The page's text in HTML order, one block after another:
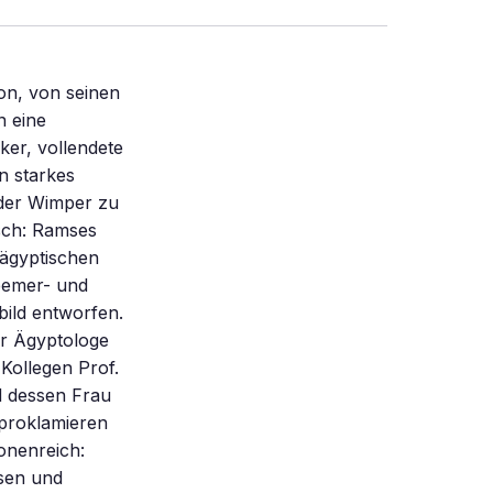
„Wenn man genauer hinschaut”, sagt Edgar Pusch, „ kann die zweite Hälfte der Ramses-Regierungszeit als eine der friedlichsten Epochen in Ägypten überhaupt aufgefaßt werden.” Der Ausgräber hat keine Scheu davor, Ramses II. in dieser Zeit „als eine Art Friedensfürst zu betrachten”. Im Inneren vollendete Ramses die Restauration, die unter Echnatons Nachfolgern langsam eingesetzt hatte, und drehte in Kunst, Innenpolitik und Religion das Rad sogar noch in die Zeit vor dem Ketzer-König zurück: Er zollte dem Reichsgott Amun wieder Respekt und gönnte auch jedem anderen Gott seinen Altar. Indes: Etliches in den 67 Jahren seiner Regierungszeit ist unverkennbar auf Echnatons Kulturrevolution zurückzuführen. Ramses führte Ideen des Verfemten fort oder entwikkelte sie weiter: Er behielt die neu eingeführte Sprache bei. Er ließ sich bei Prozessionen von Frau und Kindern begleiten. Er betrieb forciert die Öffnung Ägyptens für Handel, Waren und Ideen. Seine Schlachtenbilder an den Tempelwänden halten den gegenwärtigen Augenblick fest und sind voll wilder Bewegung. Vor allem aber füllte er gezielt den Reichsgott Amun mit Charakterzügen von so vielen anderen, vornehmlich vorderasiatischen Gottheiten auf, daß daraus ein „ Weltgott” wurde – als Offenbarung des Einen. Innenpolitisch hatte Ramses sich – diplomatisch geschickt – mit der oberflächlichen Restauration abgesichert. Das gab ihm die Freiheit, überhaupt mit seinem hethitischen Kriegsgegner in Anatolien zu verhandeln. Mit der fortgeführten Echnaton-Idee von dem einen Gott für alle Völker konn